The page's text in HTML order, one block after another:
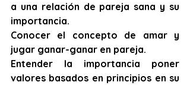
a una relación de pareja sana y su
importancia.
Conocer el concepto de amar y
jugar ganar-ganar en pareja. ​
Entender la importancia poner
valores basados en principios en su